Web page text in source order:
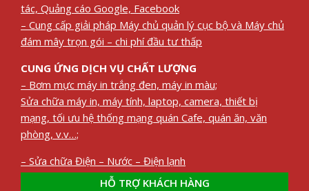
tác, Quảng cáo Google, Facebook
– Cung cấp giải pháp Máy chủ quản lý cục bộ và Máy chủ
đám mây trọn gói – chi phí đầu tư thấp
CUNG ỨNG DỊCH VỤ CHẤT LƯỢNG
– Bơm mực máy in trắng đen, máy in màu;
Sửa chữa máy in, máy tính, laptop, camera, thiết bị
mạng, tối ưu hệ thống mạng quán Cafe, quán ăn, văn
phòng, v.v…;
– Sửa chữa Điện – Nước – Điện lạnh
HỖ TRỢ KHÁCH HÀNG